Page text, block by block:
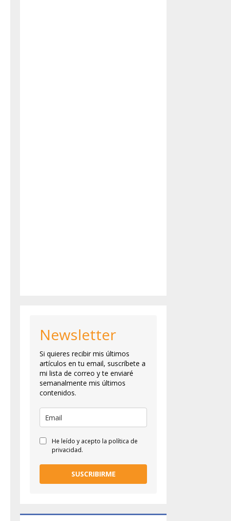
Newsletter
Si quieres recibir mis últimos
artículos en tu email, suscríbete a
mi lista de correo y te enviaré
semanalmente mis últimos
contenidos.
He leído y acepto la política de
privacidad.
SUSCRIBIRME